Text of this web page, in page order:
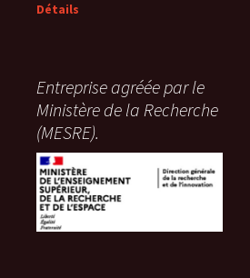
Détails
Entreprise agréée par le
Ministère de la Recherche
(MESRE).